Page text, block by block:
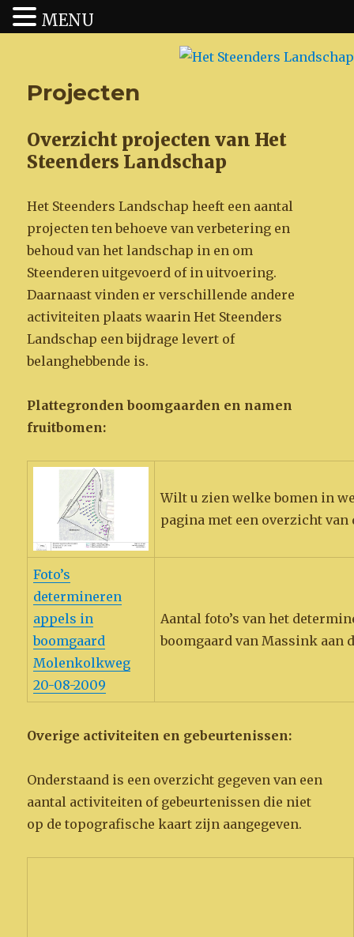
Het Steenders Landschap
Projecten
Overzicht projecten van Het
Steenders Landschap
Het Steenders Landschap heeft een aantal
projecten ten behoeve van verbetering en
behoud van het landschap in en om
Steenderen uitgevoerd of in uitvoering.
Daarnaast vinden er verschillende andere
activiteiten plaats waarin Het Steenders
Landschap een bijdrage levert of
belanghebbende is.
Plattegronden boomgaarden en namen
fruitbomen:
Wilt u zien welke bomen in
pagina met een overzicht
Foto’s
determineren
appels in
boomgaard
Molenkolkweg
20-08-2009
Aantal foto’s van het
boomgaard van Massink aan
Overige activiteiten en gebeurtenissen:
Onderstaand is een overzicht gegeven van een
aantal activiteiten of gebeurtenissen die niet
op de topografische kaart zijn aangegeven.
MENU